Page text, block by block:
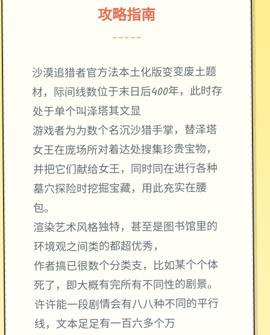
攻略指南
~~~~~
沙漠追猎者官方法本土化版变变废土题
材，际间线数位于末日后400年，此时存
处于单个叫泽塔其文显
游戏者为为数个名沉沙猎手掌，替泽塔
女王在庞场所对着达处搜集珍贵宝物，
并把它们献给女王，同时同在进行各种
墓穴探险时挖掘宝藏，用此充实在腰
包。
渲染艺术风格独特，甚至是图书馆里的
环境观之间类的都超优秀，
作者搞已很数个分类支，比如某个个体
死了，即大概有完所有不同性的剧景。
许许能一段剧情会有八八种不同的平行
线，文本足足有一百六多个万